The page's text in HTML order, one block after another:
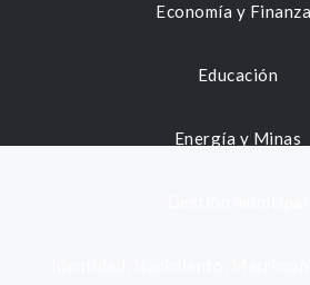
Economía y
Educación
Energía y Minas